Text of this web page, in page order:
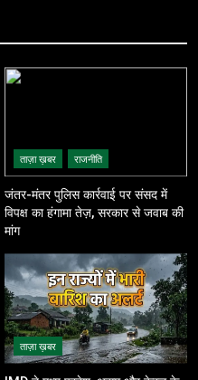
ताज़ा ख़बर राजनीति
जंतर-मंतर पुलिस कार्रवाई पर संसद में
विपक्ष का हंगामा तेज़, सरकार से जवाब की
मांग
ताज़ा ख़बर